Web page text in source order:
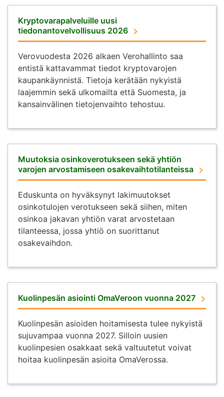
Kryptovarapalveluille uusi
tiedonantovelvollisuus 2026
Verovuodesta 2026 alkaen Verohallinto saa
entistä kattavammat tiedot kryptovarojen
kaupankäynnistä. Tietoja kerätään nykyistä
laajemmin sekä ulkomailta että Suomesta, ja
kansainvälinen tietojenvaihto tehostuu.
Muutoksia osinkoverotukseen sekä yhtiön
varojen arvostamiseen osakevaihtotilanteissa
Eduskunta on hyväksynyt lakimuutokset
osinkotulojen verotukseen sekä siihen, miten
osinkoa jakavan yhtiön varat arvostetaan
tilanteessa, jossa yhtiö on suorittanut
osakevaihdon.
Kuolinpesän asiointi OmaVeroon vuonna 2027
Kuolinpesän asioiden hoitamisesta tulee nykyistä
sujuvampaa vuonna 2027. Silloin uusien
kuolinpesien osakkaat sekä valtuutetut voivat
hoitaa kuolinpesän asioita OmaVerossa.